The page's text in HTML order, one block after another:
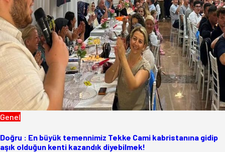
Genel
Doğru : En büyük temennimiz Tekke Cami kabristanına gidip
aşık olduğun kenti kazandık diyebilmek!